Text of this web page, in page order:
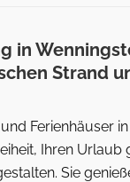
in
Strand
Ferienhäuser
Ihren Urlaub
Sie